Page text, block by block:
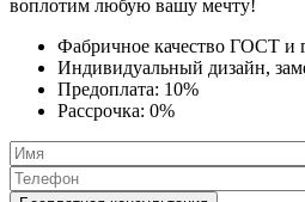
воплотим любую вашу мечту!
Фабричное качество ГОСТ и
Индивидуальный дизайн,
Предоплата: 10%
Рассрочка: 0%